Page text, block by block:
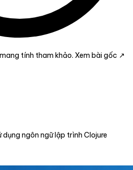
tính tham khảo. Xem bài gốc ↗
ngôn ngữ lập trình Clojure